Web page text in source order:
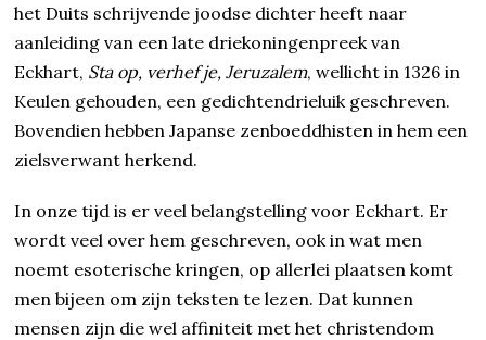
het Duits schrijvende joodse dichter heeft naar
aanleiding van een late driekoningenpreek van
Eckhart, Sta op, verhef je, Jeruzalem, wellicht in 1326 in
Keulen gehouden, een gedichtendrieluik geschreven.
Bovendien hebben Japanse zenboeddhisten in hem een
zielsverwant herkend.
In onze tijd is er veel belangstelling voor Eckhart. Er
wordt veel over hem geschreven, ook in wat men
noemt esoterische kringen, op allerlei plaatsen komt
men bijeen om zijn teksten te lezen. Dat kunnen
mensen zijn die wel affiniteit met het christendom